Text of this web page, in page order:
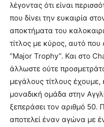
λέγοντας ότι είναι
που δίνει την ευκαιρία
αποκτήματα του
τίτλος με κύρος, αυτό που
“Major Trophy”. Και στο
άλλωστε ούτε
μεγάλους τίτλους έχουμε,
μοναδική ομάδα στην
ξεπεράσει τον αριθμό 50.
αποτελεί έναν αγώνα με